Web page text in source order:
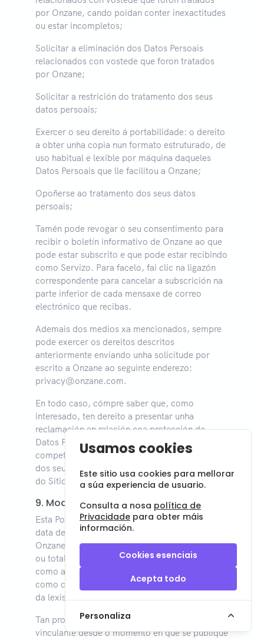
por Onzane, cando poidan conter inexactitudes
ou estar incompletos;
Solicitar a eliminación dos Datos Persoais
relacionados con vostede que foron tratados
por Onzane;
Solicitar a restrición do tratamento dos seus
datos persoais;
Exercer o seu dereito á portabilidade: o dereito
a obter unha copia nun formato estruturado, de
uso habitual e lexible por máquina daqueles
Datos Persoais que lle facilitou a Onzane;
Opoñerse ao tratamento dos seus datos
persoais;
Tamén pode revogar o seu consentimento para
recibir o boletín informativo de Onzane ao que
pode estar subscrito e que pode estar recibindo
como Servizo. Para facelo, fai clic na ligazón
correspondente para cancelar a subscrición na
parte inferior de cada mensaxe de correo
electrónico que recibas.
Ademais dos medios xa mencionados, sempre
pode exercer os dereitos descritos
anteriormente enviando unha solicitude por
escrito a Onzane ao seguinte enderezo:
privacy@onzane.com.
En todo caso, cómpre saber que, como
interesado, ten dereito a presentar unha
reclamación en relación coa protección de
Datos Persoais ante as autoridades de control
competentes, se considera que o tratamento
dos seus Datos Persoais que se realiza a través
do Sitios é ilegal.
9. Modificacións
Esta Política de Privacidade entrará en vigor na
data de actualización que aparece na cabeceira.
Onzane resérvase o dereito a modificar parcial
ou totalmente esta Política de Privacidade, así
como a actualizar o seu contido, por exemplo,
como consecuencia de posibles modificacións
da lexislación vixente.
Tan pronto como se realice un cambio, será
vinculante desde o momento en que se publique
Usamos cookies
Este sitio usa cookies para mellorar
a súa experiencia de usuario.
Consulta a nosa política de
Privacidade para obter máis
información.
Cookies esenciais
Acepta todo
Personaliza